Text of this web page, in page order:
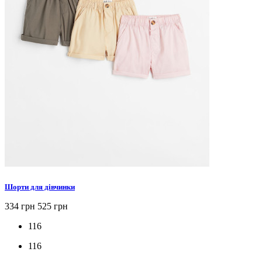
Шорти для дівчинки
334 грн 525 грн
116
116